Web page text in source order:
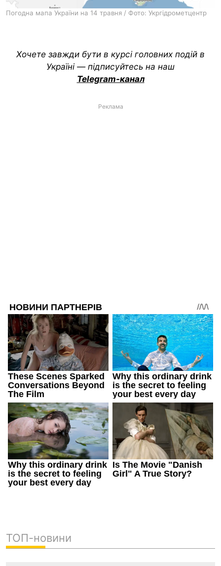
Погодна мапа України на 14 травня / Фото: Укргідрометцентр
Хочете завжди бути в курсі головних подій в
Україні — підписуйтесь на наш
Telegram-канал
Реклама
ТОП-новини